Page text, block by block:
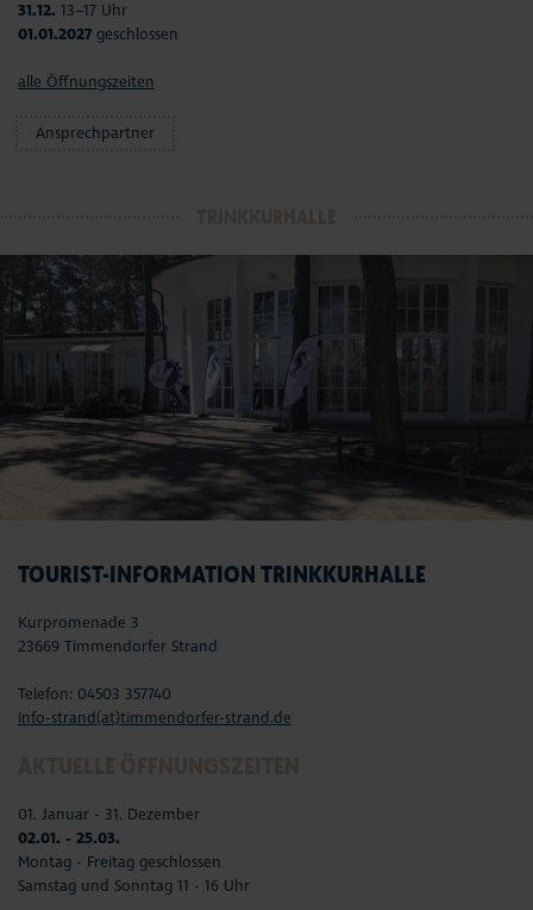
31.12. 13–17 Uhr
01.01.2027 geschlossen
alle Öffnungszeiten
Ansprechpartner
TOURIST-INFORMATION TRINKKURHALLE
Kurpromenade 3
23669 Timmendorfer Strand
Telefon: 04503 357740
info-strand(at)timmendorfer-strand.de
01. Januar - 31. Dezember
02.01. - 25.03.
Montag - Freitag geschlossen
Samstag und Sonntag 11 - 16 Uhr